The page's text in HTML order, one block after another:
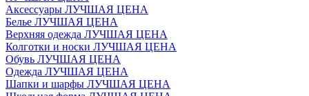
Аксессуары ЛУЧШАЯ ЦЕНА
Белье ЛУЧШАЯ ЦЕНА
Верхняя одежда ЛУЧШАЯ ЦЕНА
Колготки и носки ЛУЧШАЯ ЦЕНА
Обувь ЛУЧШАЯ ЦЕНА
Одежда ЛУЧШАЯ ЦЕНА
Шапки и шарфы ЛУЧШАЯ ЦЕНА